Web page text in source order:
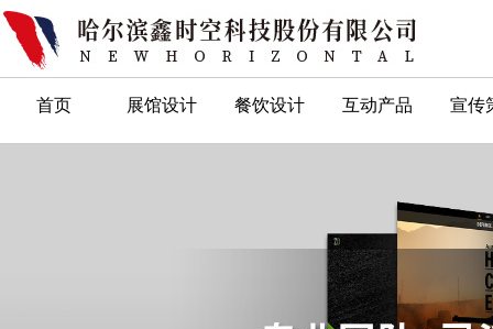
首页 展馆设计 餐饮设计 互动产品 宣传